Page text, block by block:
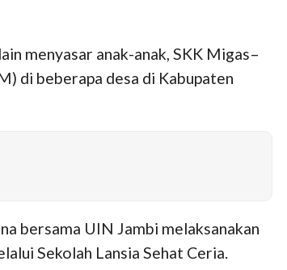
menyasar anak-anak, SKK Migas–
di beberapa desa di Kabupaten
bersama UIN Jambi melaksanakan
Sekolah Lansia Sehat Ceria.